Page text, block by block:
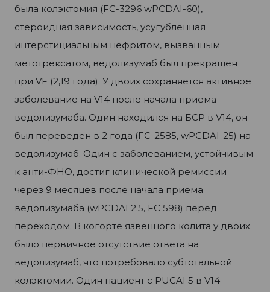
была колэктомия (FC-3296 wPCDAI-60),
стероидная зависимость, усугубленная
интерстициальным нефритом, вызванным
метотрексатом, ведолизумаб был прекращен
при VF (2,19 года). У двоих сохраняется активное
заболевание на V14 после начала приема
ведолизумаба. Один находился на БСР в V14, он
был переведен в 2 года (FC-2585, wPCDAI-25) на
ведолизумаб. Один с заболеванием, устойчивым
к анти-ФНО, достиг клинической ремиссии
через 9 месяцев после начала приема
ведолизумаба (wPCDAI 2.5, FC 598) перед
переходом. В когорте язвенного колита у двоих
было первичное отсутствие ответа на
ведолизумаб, что потребовало субтотальной
колэктомии. Один пациент с PUCAI 5 в V14